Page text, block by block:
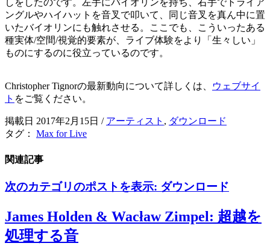
しをしたのです。左手にバイオリンを持ち、右手でトライア
ングルやハイハットを音叉で叩いて、同じ音叉を真ん中に置
いたバイオリンにも触れさせる。ここでも、こういったある
種実体/空間/視覚的要素が、ライブ体験をより「生々しい」
ものにするのに役立っているのです。
Christopher Tignorの最新動向について詳しくは、
ウェブサイ
ト をご覧ください。
掲載日 2017年2月15日 / アーティスト , ダウンロード
タグ： Max for Live
関連記事
次のカテゴリのポストを表示: ダウンロード
James Holden & Wacław Zimpel: 超越を
処理する音